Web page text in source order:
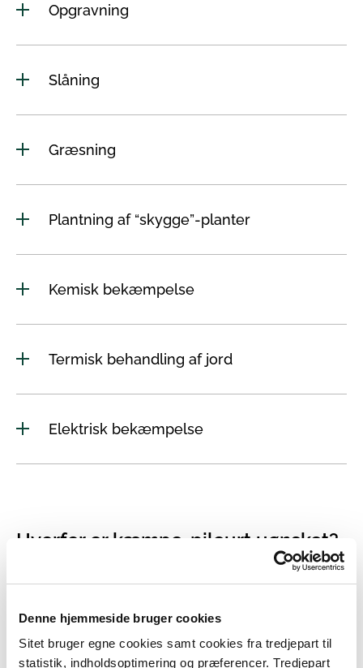
Denne hjemmeside bruger cookies
Sitet bruger egne cookies samt cookies fra tredjepart til
statistik, indholdsoptimering og præferencer. Tredjepart
Opgravning
Slåning
Græsning
Plantning af “skygge”-planter
Kemisk bekæmpelse
Termisk behandling af jord
Elektrisk bekæmpelse
Hvorfor er kæmpe-pileurt uønsket?
Kæmpe-pileurt danner flere meter høje, meget tætte
ingen andre planter, dyr eller fugle trives. Når
komme problemer med erosion om vinteren, når der